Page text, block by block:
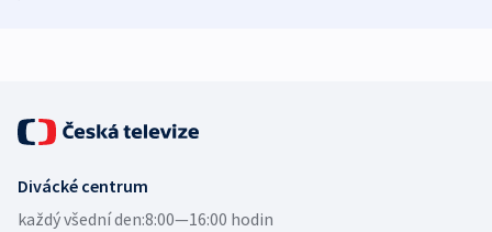
Divácké centrum
každý všední den:8:00—16:00 hodin